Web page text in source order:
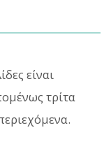
είναι
τρίτα